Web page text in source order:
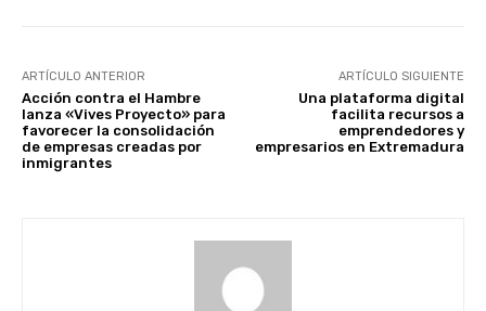
ARTÍCULO ANTERIOR
Acción contra el Hambre
lanza «Vives Proyecto» para
favorecer la consolidación
de empresas creadas por
inmigrantes
ARTÍCULO SIGUIENTE
Una plataforma digital
facilita recursos a
emprendedores y
empresarios en Extremadura